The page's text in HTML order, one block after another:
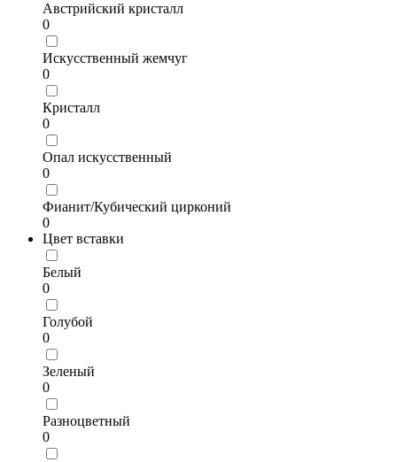
Австрийский кристалл
0
Искусственный жемчуг
0
Кристалл
0
Опал искусственный
0
Фианит/Кубический цирконий
0
Цвет вставки
Белый
0
Голубой
0
Зеленый
0
Разноцветный
0